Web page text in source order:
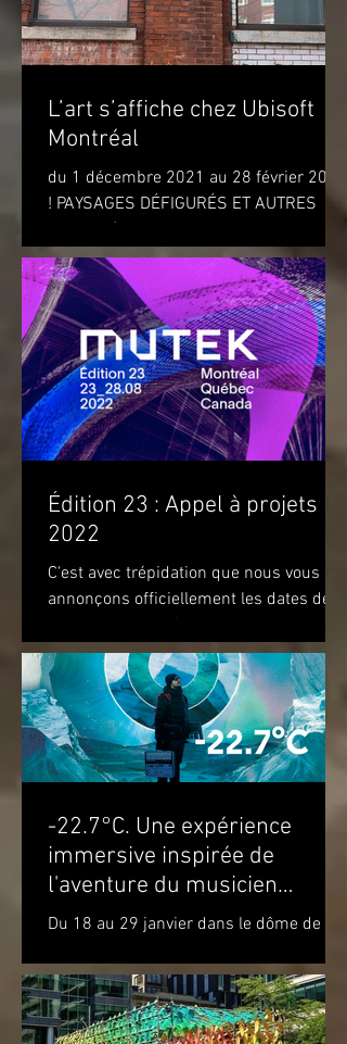
L’art s’affiche chez Ubisoft
Montréal
du 1 décembre 2021 au 28 février 2022
! PAYSAGES DÉFIGURÉS ET AUTRES
AND OTHER OBJECTS) de l'artiste...
Édition 23 : Appel à projets
2022
C'est avec trépidation que nous vous
annonçons officiellement les dates de
attendons du 22 au 28 août...
-22.7°C. Une expérience
immersive inspirée de
l'aventure du musicien
Molécule dans le cercle
Du 18 au 29 janvier dans le dôme de la
technologiques [SAT] est heureuse de
présenter l’expérience...